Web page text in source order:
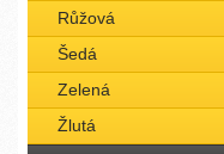
Růžová
Šedá
Zelená
Žlutá